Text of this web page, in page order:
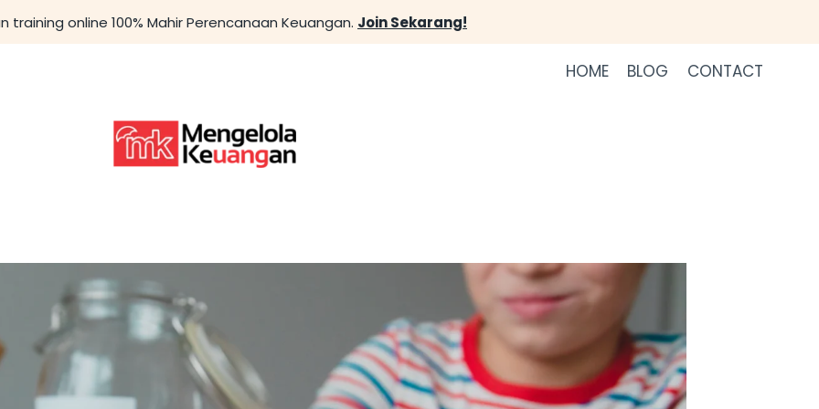
training online 100% Mahir Perencanaan Keuangan. Join Sekarang!
HOME BLOG CONTACT